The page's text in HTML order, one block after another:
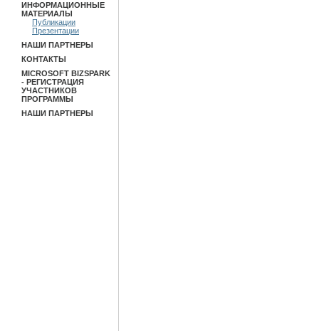
ИНФОРМАЦИОННЫЕ
МАТЕРИАЛЫ
Публикации
Презентации
НАШИ ПАРТНЕРЫ
КОНТАКТЫ
MICROSOFT BIZSPARK
- РЕГИСТРАЦИЯ
УЧАСТНИКОВ
ПРОГРАММЫ
НАШИ ПАРТНЕРЫ